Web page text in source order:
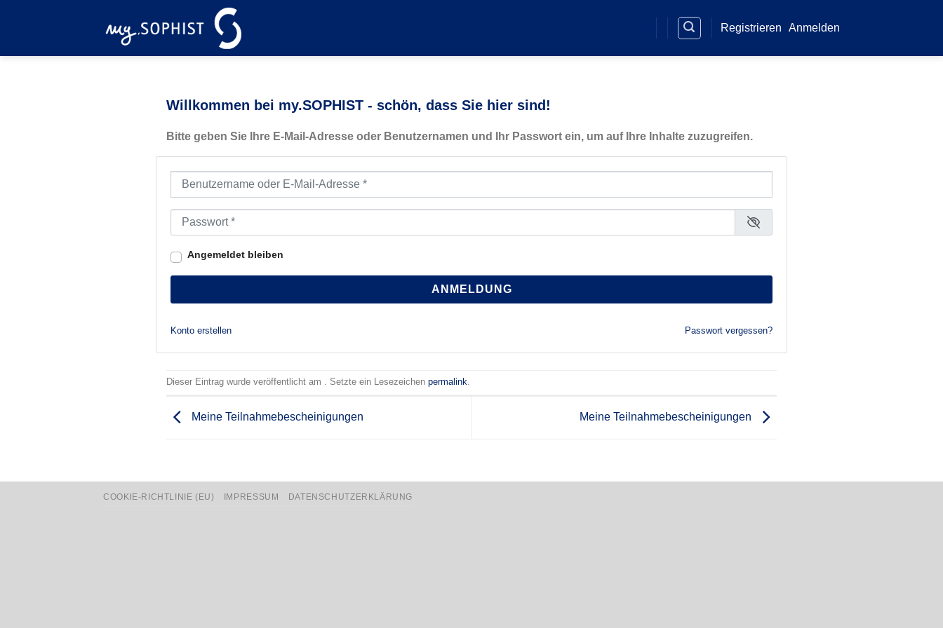
Registrieren Anmelden
Willkommen bei my.SOPHIST - schön, dass Sie hier sind!
Bitte geben Sie Ihre E-Mail-Adresse oder Benutzernamen und Ihr Passwort ein, um auf Ihre Inhalte zuzugreifen.
Benutzername oder E-Mail-Adresse
Passwort
Angemeldet bleiben
ANMELDUNG
Konto erstellen Passwort vergessen?
Dieser Eintrag wurde veröffentlicht am . Setzte ein Lesezeichen permalink.
Meine Teilnahmebescheinigungen Meine Teilnahmebescheinigungen
COOKIE-RICHTLINIE (EU) IMPRESSUM DATENSCHUTZERKLÄRUNG